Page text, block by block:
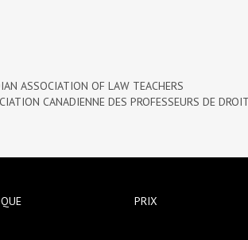
ASSOCIATION OF LAW TEACHERS
CANADIENNE DES PROFESSEURS DE
PRIX